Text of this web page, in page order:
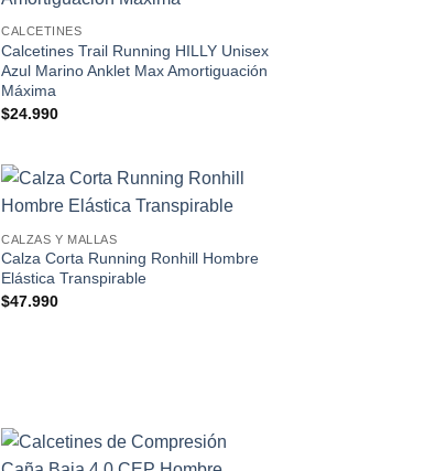
CALCETINES
Calcetines Trail Running HILLY Unisex
Azul Marino Anklet Max Amortiguación
Máxima
$24.990
CALZAS Y MALLAS
Calza Corta Running Ronhill Hombre
Elástica Transpirable
$47.990